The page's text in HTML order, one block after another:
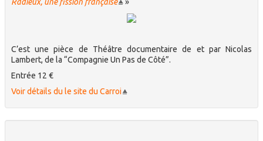
Brèves
C’est une pièce de Théâtre documentaire de et par Nicolas
Lambert, de la “Compagnie Un Pas de Côté”.
Entrée 12 €
Voir détails du le site du Carroi